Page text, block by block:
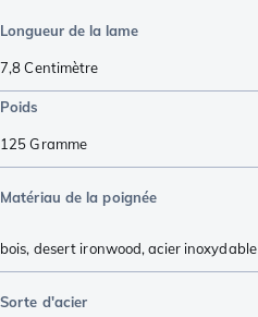
Longueur de la lame
7,8Centimètre
Poids
125Gramme
Matériau de la poignée
bois, desert ironwood,acier inoxydable
Sorte d'acier